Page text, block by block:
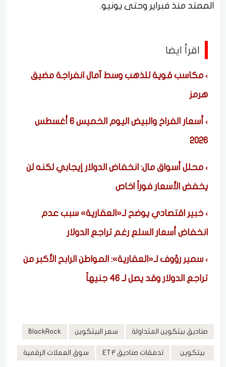
الممتد منذ فبراير وحتى يونيو.
اقرأ ايضا
مكاسب قوية للذهب وسط آمال انفراجة مضيق
هرمز
أسعار الفراخ والبيض اليوم الخميس 6 أغسطس
2026
محلل أسواق مال: انخفاض الدولار إيجابي لكنه لن
يخفض الأسعار فوراً |خاص
خبير اقتصادي يوضح لـ«العقارية» سبب عدم
انخفاض أسعار السلع رغم تراجع الدولار
سمير رؤوف لـ«العقارية»: المواطن الرابح الأكبر من
تراجع الدولار وقد يصل لـ 46 جنيهاً
صناديق بيتكوين المتداولة سعر البيتكوين BlackRock
بيتكوين تدفقات صناديق ETF سوق العملات الرقمية